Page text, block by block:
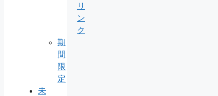
リ
ン
ク
期
間
限
定
未